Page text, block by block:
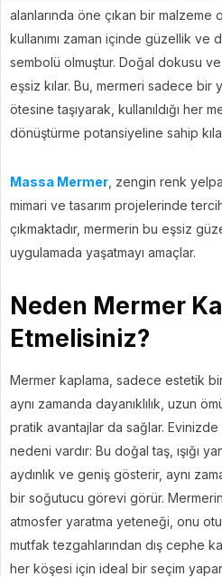
alanlarında öne çıkan bir malzeme
kullanımı zaman içinde güzellik ve
sembolü olmuştur. Doğal dokusu
eşsiz kılar. Bu, mermeri sadece bir
ötesine taşıyarak, kullanıldığı her
dönüştürme potansiyeline sahip
Massa Mermer , zengin renk
mimari ve tasarım projelerinde
çıkmaktadır, mermerin bu eşsiz
uygulamada yaşatmayı amaçlar.
Neden Mermer
Etmelisiniz?
Mermer kaplama, sadece estetik
aynı zamanda dayanıklılık, uzun
pratik avantajlar da sağlar. Evinizde
nedeni vardır: Bu doğal taş, ışığı
aydınlık ve geniş gösterir, aynı
bir soğutucu görevi görür.
atmosfer yaratma yeteneği, onu
mutfak tezgahlarından dış cephe
her köşesi için ideal bir seçim